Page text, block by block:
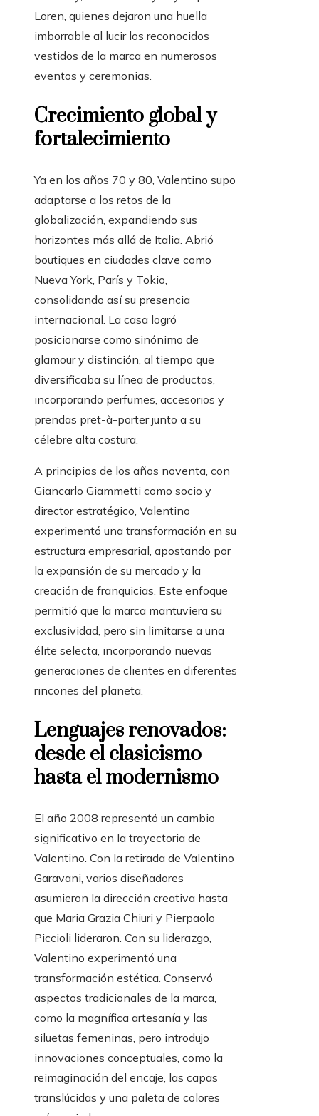
Loren, quienes dejaron una huella
imborrable al lucir los reconocidos
vestidos de la marca en numerosos
eventos y ceremonias.
Crecimiento global y
fortalecimiento
Ya en los años 70 y 80, Valentino supo
adaptarse a los retos de la
globalización, expandiendo sus
horizontes más allá de Italia. Abrió
boutiques en ciudades clave como
Nueva York, París y Tokio,
consolidando así su presencia
internacional. La casa logró
posicionarse como sinónimo de
glamour y distinción, al tiempo que
diversificaba su línea de productos,
incorporando perfumes, accesorios y
prendas pret-à-porter junto a su
célebre alta costura.
A principios de los años noventa, con
Giancarlo Giammetti como socio y
director estratégico, Valentino
experimentó una transformación en su
estructura empresarial, apostando por
la expansión de su mercado y la
creación de franquicias. Este enfoque
permitió que la marca mantuviera su
exclusividad, pero sin limitarse a una
élite selecta, incorporando nuevas
generaciones de clientes en diferentes
rincones del planeta.
Lenguajes renovados:
desde el clasicismo
hasta el modernismo
El año 2008 representó un cambio
significativo en la trayectoria de
Valentino. Con la retirada de Valentino
Garavani, varios diseñadores
asumieron la dirección creativa hasta
que Maria Grazia Chiuri y Pierpaolo
Piccioli lideraron. Con su liderazgo,
Valentino experimentó una
transformación estética. Conservó
aspectos tradicionales de la marca,
como la magnífica artesanía y las
siluetas femeninas, pero introdujo
innovaciones conceptuales, como la
reimaginación del encaje, las capas
translúcidas y una paleta de colores